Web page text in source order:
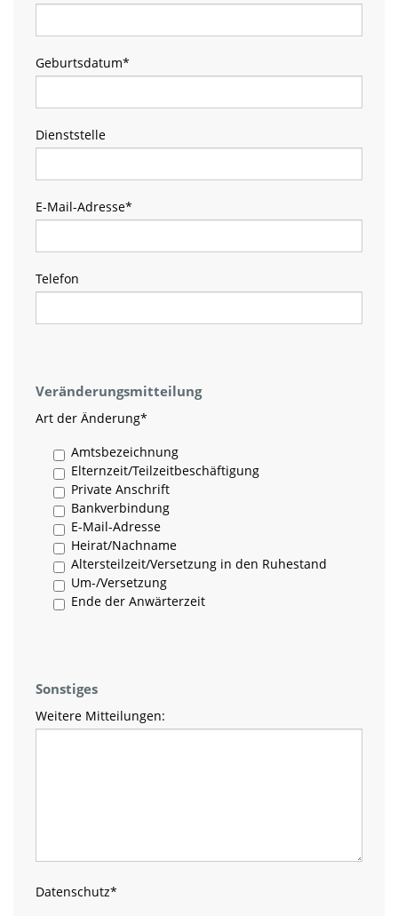
Geburtsdatum*
Dienststelle
E-Mail-Adresse*
Telefon
Veränderungsmitteilung
Art der Änderung*
Amtsbezeichnung
Elternzeit/Teilzeitbeschäftigung
Private Anschrift
Bankverbindung
E-Mail-Adresse
Heirat/Nachname
Altersteilzeit/Versetzung in den Ruhestand
Um-/Versetzung
Ende der Anwärterzeit
Sonstiges
Weitere Mitteilungen:
Datenschutz*